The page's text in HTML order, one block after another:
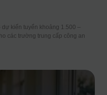
kiến tuyển khoảng 1.500 –
các trường trung cấp công an